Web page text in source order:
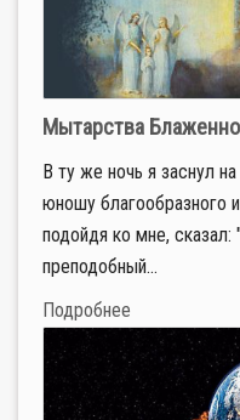
Мытарства
В ту же ночь я заснул
юношу благообразного
подойдя ко мне, сказал:
преподобный...
Подробнее